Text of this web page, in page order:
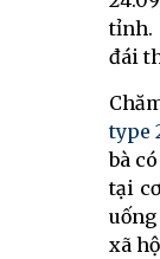
tỉnh.
đái
type
bà
tại
xã